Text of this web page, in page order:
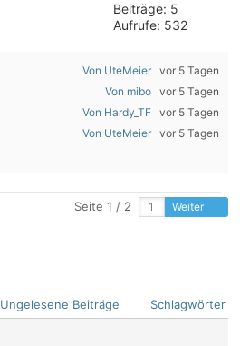
Beiträge: 5
Aufrufe: 532
Von UteMeier vor 5 Tagen
Von mibo vor 5 Tagen
Von Hardy_TF vor 5 Tagen
Von UteMeier vor 5 Tagen
Seite 1 / 2 Weiter
Ungelesene Beiträge Schlagwörter